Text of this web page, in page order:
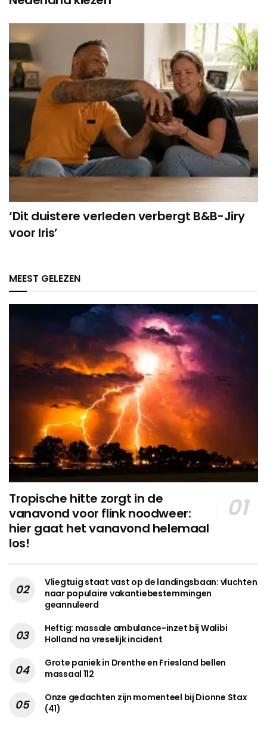
‘Dit duistere verleden verbergt B&B-Jiry
voor Iris’
MEEST GELEZEN
Tropische hitte zorgt in de
vanavond voor flink noodweer:
hier gaat het vanavond helemaal
los!
Vliegtuig staat vast op de landingsbaan: vluchten
naar populaire vakantiebestemmingen
geannuleerd
Heftig: massale ambulance-inzet bij Walibi
Holland na vreselijk incident
Grote paniek in Drenthe en Friesland bellen
massaal 112
Onze gedachten zijn momenteel bij Dionne Stax
(41)